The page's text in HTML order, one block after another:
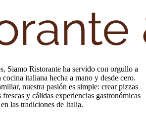
Siamo Ristorante ha servido con orgullo a
italiana hecha a mano y desde cero.
nuestra pasión es simple: crear pizzas
frescas y cálidas experiencias gastronómicas
las tradiciones de Italia.